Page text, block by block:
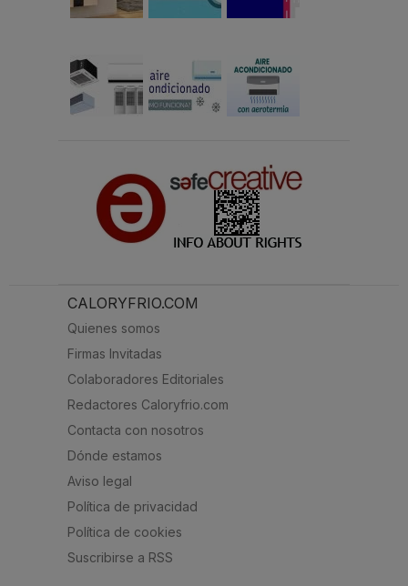
CALORYFRIO.COM
Quienes somos
Firmas Invitadas
Colaboradores Editoriales
Redactores Caloryfrio.com
Contacta con nosotros
Dónde estamos
Aviso legal
Política de privacidad
Política de cookies
Suscribirse a RSS